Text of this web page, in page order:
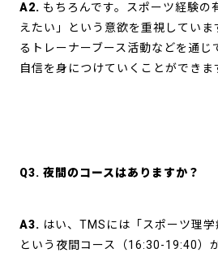
A2. もちろんです。スポーツ経験の
えたい」という意欲を重視してい
るトレーナーブース活動などを通じ
自信を身につけていくことができま
Q3. 夜間のコースはありますか？
A3. はい、TMSには「スポーツ理学
という夜間コース（16:30-19:40）